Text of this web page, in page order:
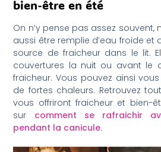
bien-être en été
On n’y pense pas assez
aussi être remplie d’eau froide et
source de fraicheur dans le lit.
couvertures la nuit ou avant le
fraicheur. Vous pouvez ainsi
de fortes chaleurs. Retrouvez
vous offriront fraicheur et bien-
sur comment se rafraichir
pendant la canicule.